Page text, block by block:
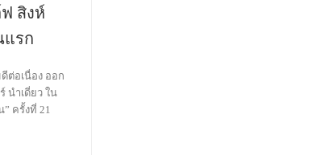
สิงห์
แรก
ต่อเนื่อง ออก
นำเดี่ยว ใน
ครั้งที่ 21